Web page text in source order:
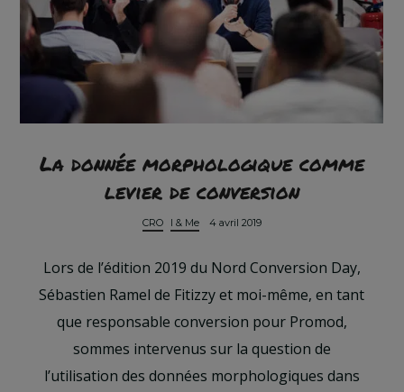
La donnée morphologique comme
levier de conversion
CRO I & Me 4 avril 2019
Lors de l’édition 2019 du Nord Conversion Day,
Sébastien Ramel de Fitizzy et moi-même, en tant
que responsable conversion pour Promod,
sommes intervenus sur la question de
l’utilisation des données morphologiques dans